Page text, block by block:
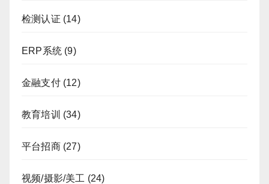
检测认证 (14)
ERP系统 (9)
金融支付(12)
教育培训 (34)
平台招商(27)
视频/摄影/美工 (24)